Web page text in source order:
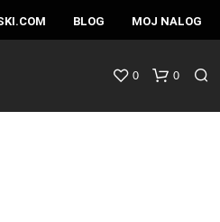
BLOG MOJ NALOG
0 0